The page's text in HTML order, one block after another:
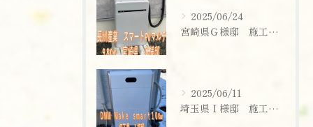
2025/06/24
宮崎県Ｇ様邸 施工実績
2025/06/11
埼玉県Ｉ様邸 施工実績